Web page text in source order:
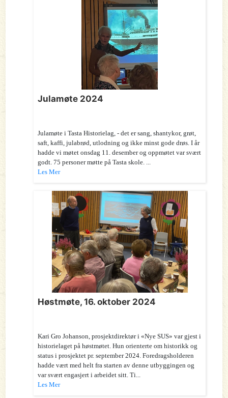
Julamøte 2024
Julamøte i Tasta Historielag, - det er sang, shantykor, grøt,
saft, kaffi, julabrød, utlodning og ikke minst gode drøs. I år
hadde vi møtet onsdag 11. desember og oppmøtet var svært
godt. 75 personer møtte på Tasta skole. ...
Les Mer
Høstmøte, 16. oktober 2024
Kari Gro Johanson, prosjektdirektør i «Nye SUS» var gjest i
historielaget på høstmøtet. Hun orienterte om historikk og
status i prosjektet pr. september 2024. Foredragsholderen
hadde vært med helt fra starten av denne utbyggingen og
var svært engasjert i arbeidet sitt. Ti...
Les Mer